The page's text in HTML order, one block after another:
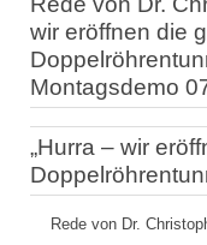
wir eröffnen die
Montagsdemo
„Hurra – wir
Rede von Dr.